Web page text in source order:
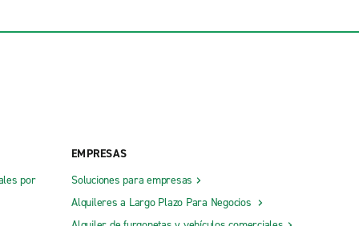
por
EMPRESAS
Soluciones para empresas
Alquileres a Largo Plazo Para Negocios